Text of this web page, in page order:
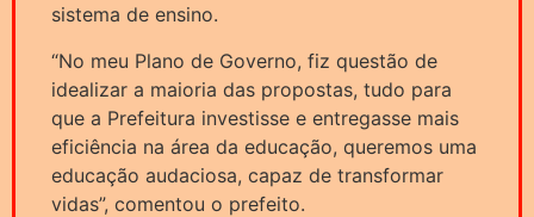
sistema de ensino.
“No meu Plano de Governo, fiz questão de
idealizar a maioria das propostas, tudo para
que a Prefeitura investisse e entregasse mais
eficiência na área da educação, queremos uma
educação audaciosa, capaz de transformar
vidas”, comentou o prefeito.